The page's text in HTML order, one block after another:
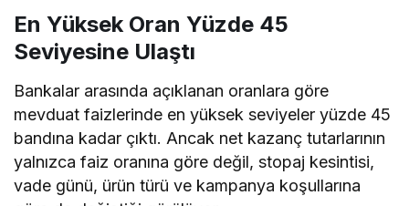
En Yüksek Oran Yüzde 45
Seviyesine Ulaştı
Bankalar arasında açıklanan oranlara göre
mevduat faizlerinde en yüksek seviyeler yüzde 45
bandına kadar çıktı. Ancak net kazanç tutarlarının
yalnızca faiz oranına göre değil, stopaj kesintisi,
vade günü, ürün türü ve kampanya koşullarına